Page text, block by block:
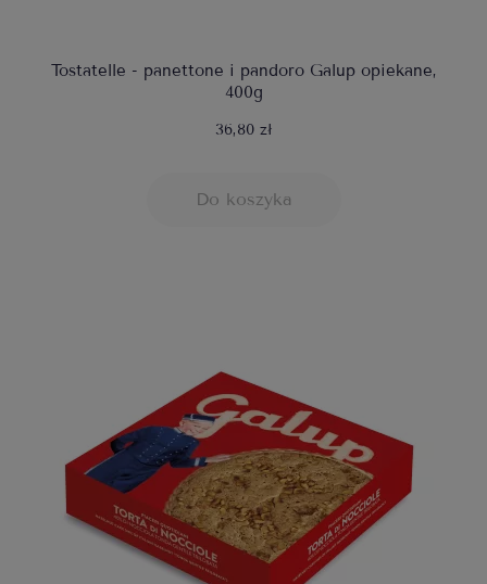
Tostatelle - panettone i pandoro Galup opiekane,
400g
36,80 zł
Do koszyka